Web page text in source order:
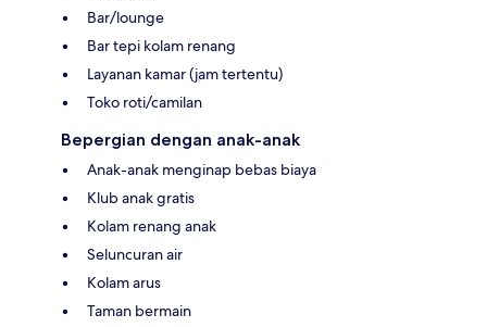
Bar/lounge
Bar tepi kolam renang
Layanan kamar (jam tertentu)
Toko roti/camilan
Bepergian dengan anak-anak
Anak-anak menginap bebas biaya
Klub anak gratis
Kolam renang anak
Seluncuran air
Kolam arus
Taman bermain